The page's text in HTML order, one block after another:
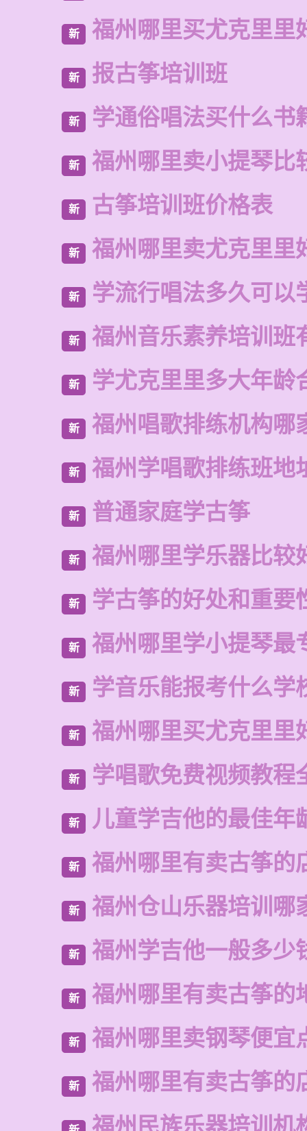
新 福州哪里买尤克里里
新 报古筝培训班
新 学通俗唱法买什么书
新 福州哪里卖小提琴比
新 古筝培训班价格表
新 福州哪里卖尤克里里
新 学流行唱法多久可以
新 福州音乐素养培训班
新 学尤克里里多大年龄
新 福州唱歌排练机构哪
新 福州学唱歌排练班地
新 普通家庭学古筝
新 福州哪里学乐器比较
新 学古筝的好处和重要
新 福州哪里学小提琴最
新 学音乐能报考什么学
新 福州哪里买尤克里里
新 学唱歌免费视频教程
新 儿童学吉他的最佳年
新 福州哪里有卖古筝的
新 福州仓山乐器培训哪
新 福州学吉他一般多少
新 福州哪里有卖古筝的
新 福州哪里卖钢琴便宜
新 福州哪里有卖古筝的
福州民族乐器培训机